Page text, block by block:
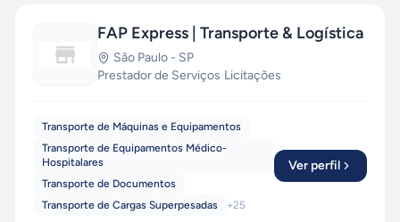
FAP Express | Transporte & Logística
São Paulo - SP
Prestador de Serviços·Licitações
Transporte de Máquinas e Equipamentos
Transporte de Equipamentos Médico-
Hospitalares
Transporte de Documentos
Transporte de Cargas Superpesadas
+25
Ver perfil